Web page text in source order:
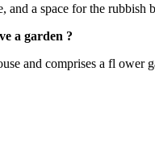
and a space for the rubbish
a garden ?
and comprises a fl ower